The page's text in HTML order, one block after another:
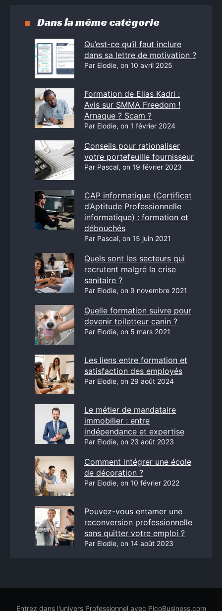
Dans la même catégorie
Qu’est-ce qu’il faut inclure
dans sa lettre de motivation ?
Par Elodie, on 10 avril 2025
Formation de Elias Kadri :
Avis sur SMMA Freedom !
Arnaque ? Scam ?
Par Elodie, on 1 février 2024
Conseils pour rationaliser
votre portefeuille fournisseur
Par Pascal, on 19 février 2023
CAP informatique (Certificat
d’Aptitude Professionnelle
informatique) : formation et
débouchés
Par Pascal, on 15 juin 2021
Quels sont les secteurs qui
recrutent malgré la crise
sanitaire ?
Par Elodie, on 9 novembre 2021
Quelle formation suivre pour
devenir toiletteur canin ?
Par Elodie, on 5 mars 2021
Les liens entre formation et
satisfaction des employés
Par Elodie, on 29 août 2024
Le métier de mandataire
immobilier : entre
indépendance et expertise
Par Elodie, on 23 août 2023
Comment intégrer une école
de décoration ?
Par Elodie, on 10 février 2022
Pouvez-vous entamer une
reconversion professionnelle
sans quitter votre emploi ?
Par Elodie, on 14 août 2023
Entrez dans l'univers Professionnel avec PicoBusiness.com